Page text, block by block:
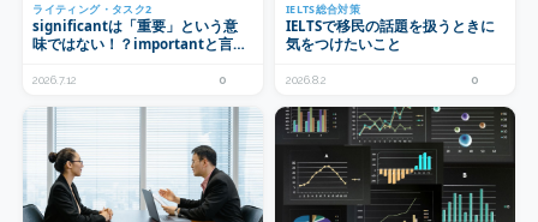
ライティング・タスク2
significantは「重要」という意
味ではない！？importantと言い
い場合
2026.7.12 0
IELTS総合対策
IELTSで移民の話題を扱うときに
気をつけたいこと
2026.8.2 0